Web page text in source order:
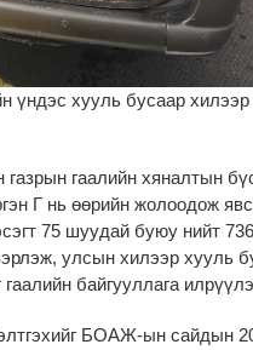
үндэс хууль бусаар хилээр
гаалийн хяналтын
Г нь өөрийн жолоодож
75 шуудай буюу нийт
улсын хилээр хууль
байгууллага
БОАЖ-ын сайдын